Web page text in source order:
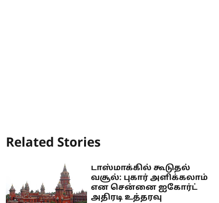
Related Stories
டாஸ்மாக்கில் கூடுதல்
வசூல்: புகார் அளிக்கலாம்
என சென்னை ஐகோர்ட்
அதிரடி உத்தரவு